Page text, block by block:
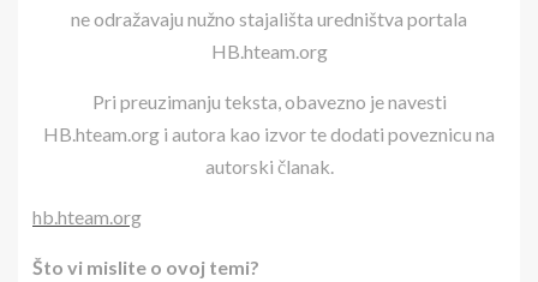
ne odražavaju nužno stajališta uredništva portala
HB.hteam.org
Pri preuzimanju teksta, obavezno je navesti
HB.hteam.org i autora kao izvor te dodati poveznicu na
autorski članak.
hb.hteam.org
Što vi mislite o ovoj temi?